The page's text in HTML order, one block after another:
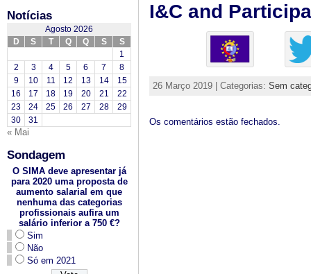
Notícias
Agosto 2026
D
S T Q Q S
S
1
2
3 4 5 6 7
8
9
10 11 12 13 14
15
16
17 18 19 20 21
22
23
24 25 26 27 28
29
30
31
« Mai
Sondagem
O SIMA deve apresentar já
para 2020 uma proposta de
aumento salarial em que
nenhuma das categorias
profissionais aufira um
salário inferior a 750 €?
Sim
Não
Só em 2021
I&C and
26 Março 2019 | Categorias: Sem
Os comentários estão fechados.